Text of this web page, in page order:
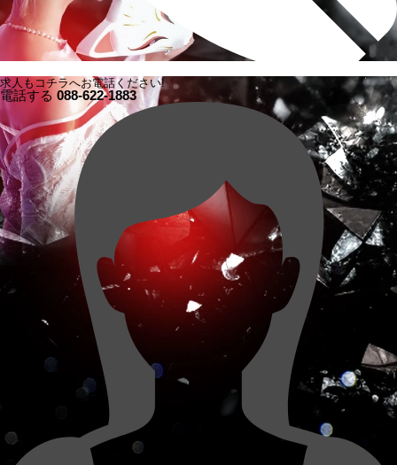
求人もコチラへお電話ください!
電話する 088-622-1883